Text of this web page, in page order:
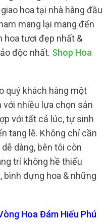
hoa tại nhà hàng đầu
mang lại mang đến
hoa tươi đẹp nhất &
độc nhất. Shop Hoa
quý khách hàng một
nhiều lựa chọn sản
với tất cả lúc, tự sinh
tang lễ. Không chỉ cần
dàng, bên tôi còn
trí không hề thiếu
bình đựng hoa & những
Hoa Đám Hiếu Phú